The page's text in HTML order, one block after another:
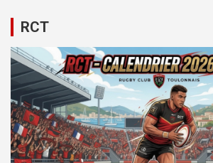
RCT